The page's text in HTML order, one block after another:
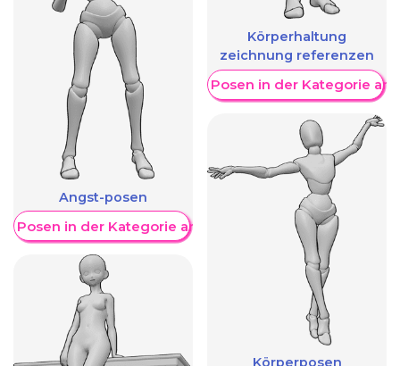
Angst-posen
Posen in der Kategorie anzeigen
Körperhaltung
zeichnung referenzen
Weitere Posen in der Kategorie
Körperposen